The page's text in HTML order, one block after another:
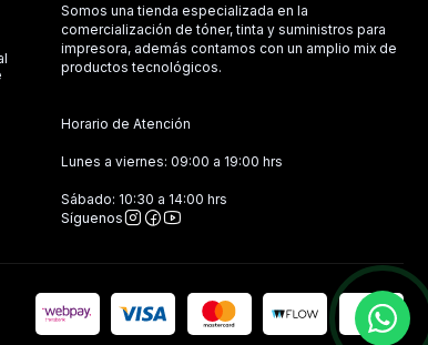
Somos una tienda especializada en la
comercialización de tóner, tinta y suministros para
impresora, además contamos con un amplio mix de
productos tecnológicos.
Horario de Atención
Lunes a viernes: 09:00 a 19:00 hrs
Sábado: 10:30 a 14:00 hrs
Síguenos